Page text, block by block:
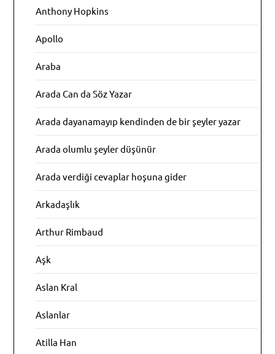
Anthony Hopkins
Apollo
Araba
Arada Can da Söz Yazar
Arada dayanamayıp kendinden de bir şeyler yazar
Arada olumlu şeyler düşünür
Arada verdiği cevaplar hoşuna gider
Arkadaşlık
Arthur Rimbaud
Aşk
Aslan Kral
Aslanlar
Atilla Han